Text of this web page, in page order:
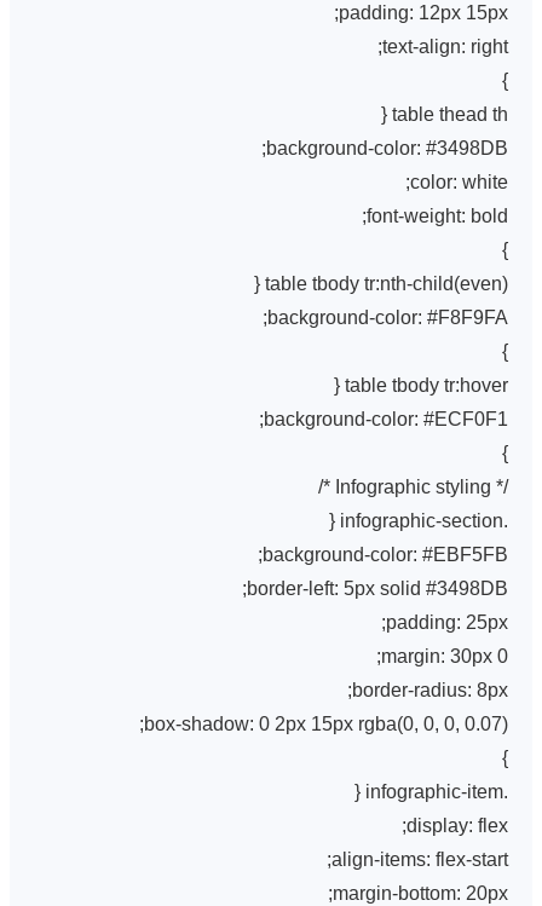
padding: 12px 15px;
text-align: right;
}
table thead th {
background-color: #3498DB;
color: white;
font-weight: bold;
}
table tbody tr:nth-child(even) {
background-color: #F8F9FA;
}
table tbody tr:hover {
background-color: #ECF0F1;
}
/* Infographic styling */
.infographic-section {
background-color: #EBF5FB;
border-left: 5px solid #3498DB;
padding: 25px;
margin: 30px 0;
border-radius: 8px;
box-shadow: 0 2px 15px rgba(0, 0, 0, 0.07);
}
.infographic-item {
display: flex;
align-items: flex-start;
margin-bottom: 20px;